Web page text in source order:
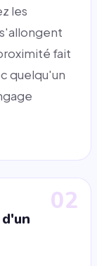
les
fait
quelqu'un
02